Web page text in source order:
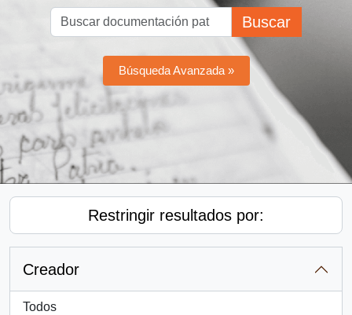
Buscar
Búsqueda Avanzada »
Restringir resultados por:
Creador
Todos